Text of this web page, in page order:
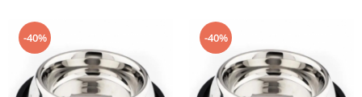
-40% -40%